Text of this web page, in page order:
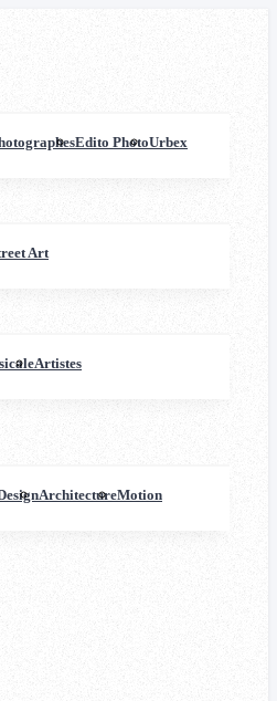
Edito PhotoUrbex
Art
Artistes
ArchitectureMotion